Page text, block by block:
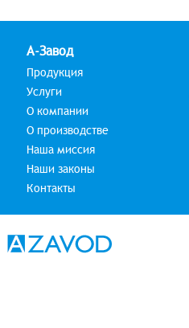
А-Завод
Продукция
Услуги
О компании
О производстве
Наша миссия
Наши законы
Контакты